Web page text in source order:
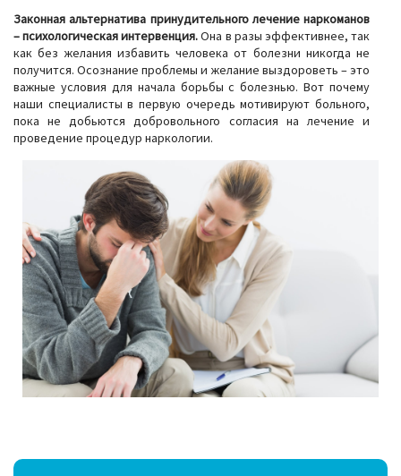
Законная альтернатива принудительного лечение наркоманов
– психологическая интервенция.Она в разы эффективнее, так
как без желания избавить человека от болезни никогда не
получится. Осознание проблемы и желание выздороветь – это
важные условия для начала борьбы с болезнью. Вот почему
наши специалисты в первую очередь мотивируют больного,
пока не добьются добровольного согласия на лечение и
проведение процедур наркологии.